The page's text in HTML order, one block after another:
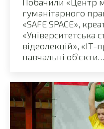
гуманітарного
«SAFE SPACE»,
«Університетська
відеолекцій», «IT-
навчальні об’єкти…